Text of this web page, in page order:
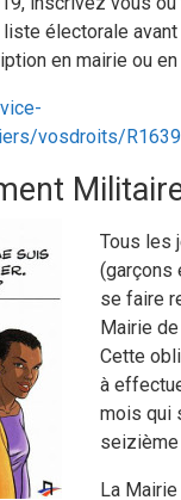
électorale avant
en mairie ou en
vosdroits/
Tous les
(garçons
se faire
Mairie
Cette
à
mois qui
seizième
La